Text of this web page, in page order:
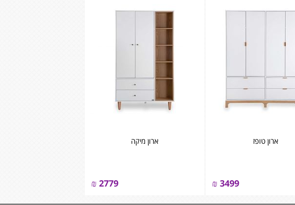
ארון טופז
3499
₪
ארון מיקה
2779
₪